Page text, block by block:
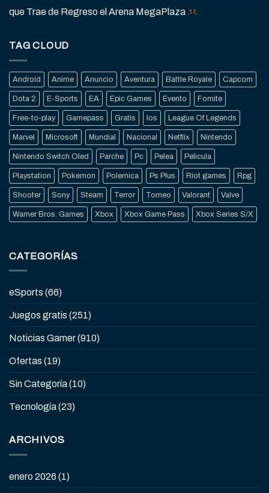
que Trae de Regreso el Arena MegaPlaza
TAG CLOUD
Android Anime Anuncio Aventura Battle Royale Capcom
Dota 2 E-Sports EA Epic Games Evento Fornite
Free-to-play Gamepass Gratis Ios League Of Legends
Marvel Microsoft Mundial Nacional Netflix Nintendo
Nintendo Switch Oled Parche Pc Pelea Pelicula
Playstation Pokemon Polemica Ps Plus Riot games Rpg
Shooter Sony Steam Terror Torneo Valorant Valve
Warner Bros. Games Xbox Xbox Game Pass Xbox Series S/X
CATEGORÍAS
eSports (66)
Juegos gratis (251)
Noticias Gamer(910)
Ofertas (19)
Sin Categoría(10)
Tecnología(23)
ARCHIVOS
enero 2026 (1)